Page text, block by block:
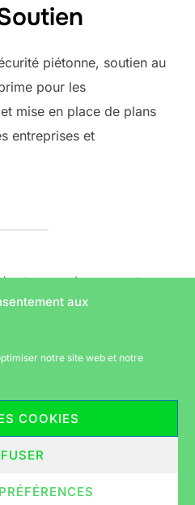
aux
notre site web et notre
COOKIES
piétonne, soutien au
pour les
mise en place de plans
entreprises et
notre connaissance sont
sur lapage dédiée de notre
périgourdine